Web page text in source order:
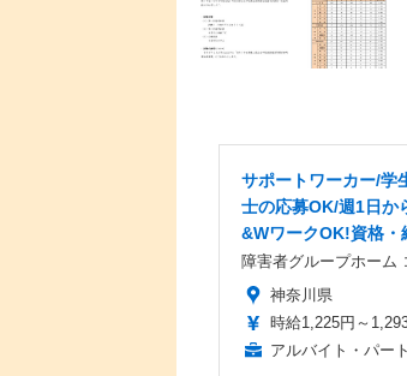
サポートワーカー/学
士の応募OK/週1日か
&WワークOK!資格・
障害者グループホーム
神奈川県
時給1,225円～
アルバイト・パート